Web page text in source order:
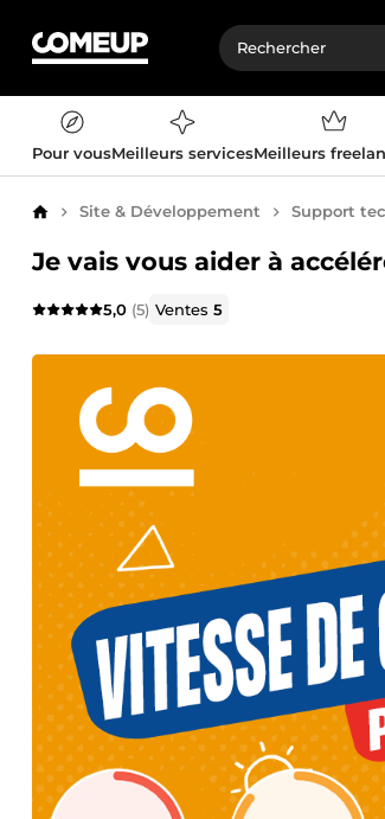
Pour vousMeilleurs servicesMeilleurs
AccueilSite & Développement Support
Je vais vous aider à
5,0 (5) Ventes5